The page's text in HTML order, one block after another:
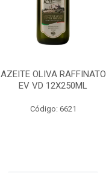
AZEITE OLIVA RAFFINATO
EV VD 12X250ML
Código: 6621